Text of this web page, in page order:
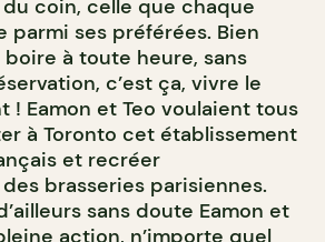
coin, celle que chaque
parmi ses préférées. Bien
à toute heure, sans
c’est ça, vivre le
! Eamon et Teo voulaient tous
à Toronto cet établissement
et recréer
brasseries parisiennes.
sans doute Eamon et
action, n’importe quel